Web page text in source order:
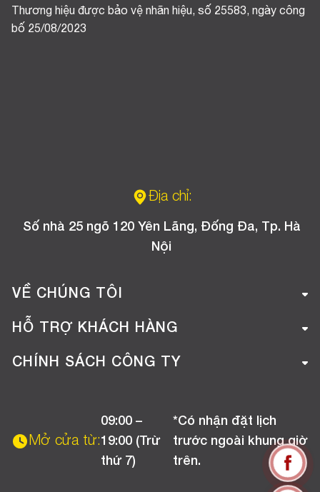
Thương hiệu được bảo vệ nhãn hiệu, số 25583, ngày công
bố 25/08/2023
Địa chỉ:
Số nhà 25 ngõ 120 Yên Lãng, Đống Đa, Tp. Hà
Nội
VỀ CHÚNG TÔI
Giới thiệu công ty
Tuyển dụng
HỖ TRỢ KHÁCH HÀNG
Hướng dẫn mua hàng online
Chương trình khuyến mãi
CHÍNH SÁCH CÔNG TY
Chính sách bảo hành
Mở cửa từ:
09:00 –
19:00 (Trừ
thứ 7)
*Có nhận đặt lịch
trước ngoài khung giờ
trên.